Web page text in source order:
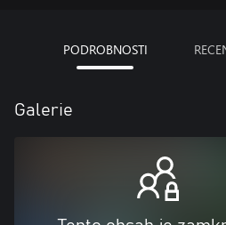
PODROBNOSTI
Galerie